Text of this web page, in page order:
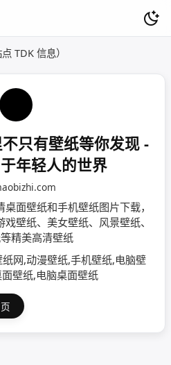
TDK 信息）
只有壁纸等你发现 -
年轻人的世界
面壁纸和手机壁纸图片下载，
壁纸、美女壁纸、风景壁纸、
精美高清壁纸
网,动漫壁纸,手机壁纸,电脑壁
壁纸,电脑桌面壁纸